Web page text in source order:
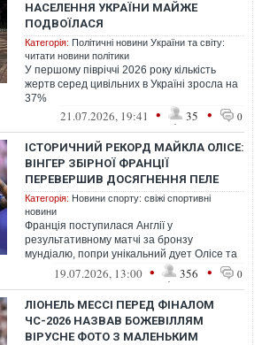
НАСЕЛЕННЯ УКРАЇНИ МАЙЖЕ
ПОДВОЇЛАСЯ
Категорія: Політичні новини України та світу:
читати новини політики
У першому півріччі 2026 року кількість
жертв серед цивільних в Україні зросла на
37%
21.07.2026, 19:41 • 35 • 0
ІСТОРИЧНИЙ РЕКОРД МАЙКЛА ОЛІСЕ:
ВІНГЕР ЗБІРНОЇ ФРАНЦІЇ
ПЕРЕВЕРШИВ ДОСЯГНЕННЯ ПЕЛЕ
Категорія: Новини спорту: свіжі спортивні
новини
Франція поступилася Англії у
результативному матчі за бронзу
мундіалю, попри унікальний дует Олісе та
Мбаппе19.07.2026, 13:00 • 356 • 0
ЛІОНЕЛЬ МЕССІ ПЕРЕД ФІНАЛОМ
ЧС-2026 НАЗВАВ БОЖЕВІЛЛЯМ
ВІРУСНЕ ФОТО З МАЛЕНЬКИМ